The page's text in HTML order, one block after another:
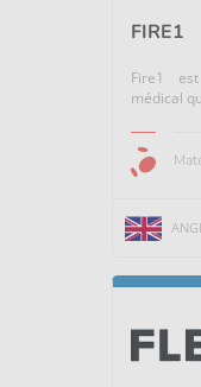
FIRE1
Fire1
médical